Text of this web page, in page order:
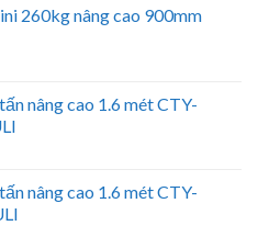
260kg nâng cao 900mm
nâng cao 1.6 mét CTY-
nâng cao 1.6 mét CTY-